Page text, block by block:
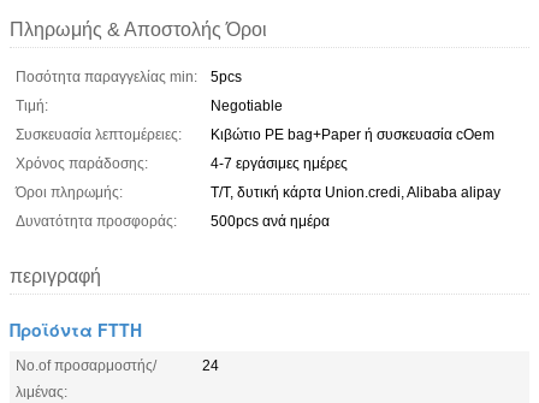
Πληρωμής & Αποστολής Όροι
Ποσότητα παραγγελίας min:
5pcs
Τιμή:
Negotiable
Συσκευασία λεπτομέρειες:
Κιβώτιο PE bag+Paper ή συσκευασία cOem
Χρόνος παράδοσης:
4-7 εργάσιμες ημέρες
Όροι πληρωμής:
T/T, δυτική κάρτα Union.credi, Alibaba alipay
Δυνατότητα προσφοράς:
500pcs ανά ημέρα
περιγραφή
Προϊόντα FTTH
No.of προσαρμοστής/
λιμένας:
24